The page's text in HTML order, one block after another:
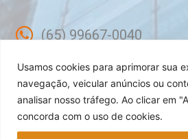
Usamos cookies para aprimorar sua
navegação, veicular anúncios ou
analisar nosso tráfego. Ao clicar em
concorda com o uso de cookies.
(65) 99667-0040
Rua Célebes, 50 - Sala